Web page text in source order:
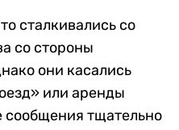
сталкивались со
со стороны
они касались
или аренды
сообщения тщательно